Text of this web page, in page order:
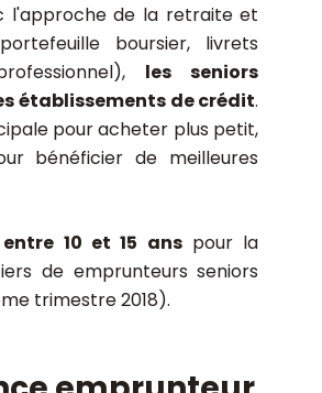
l'approche de la retraite et
boursier, livrets
les seniors
établissements de crédit.
pour acheter plus petit,
bénéficier de meilleures
10 et 15 anspour la
de emprunteurs seniors
trimestre 2018).